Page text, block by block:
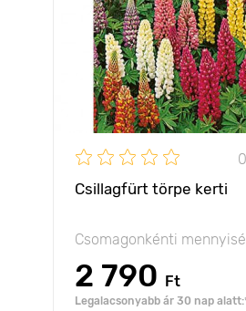
Csillagfürt törpe kerti
Csomagonkénti
2 790 Ft
Legalacsonyabb ár 30 nap